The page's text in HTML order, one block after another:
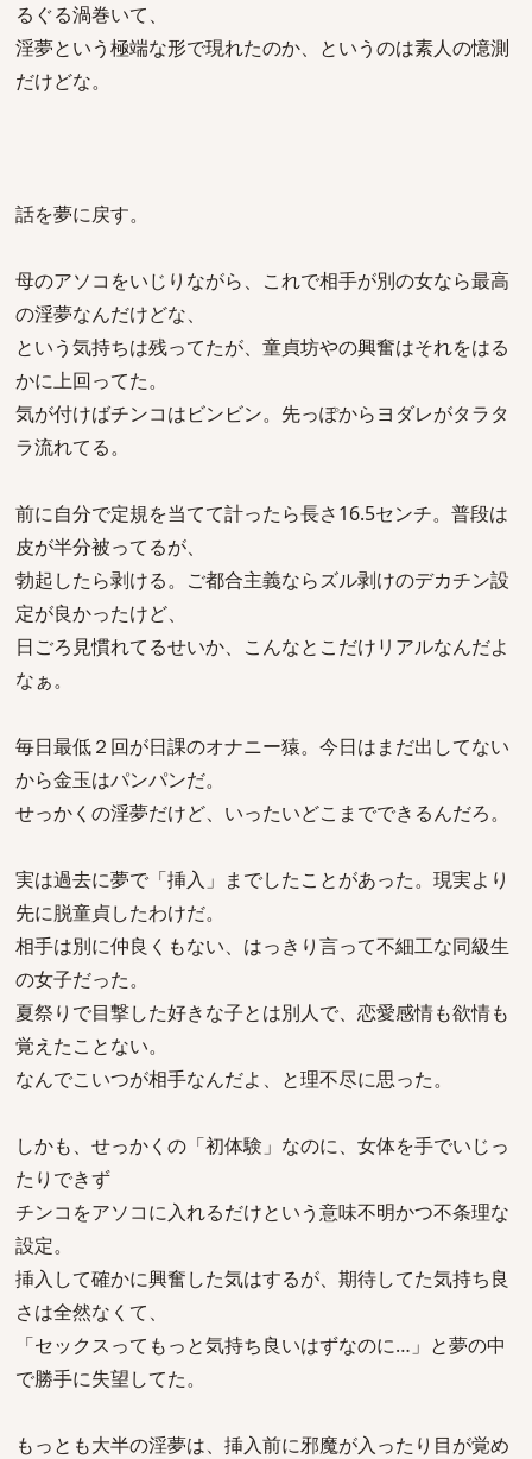
るぐる渦巻いて、
淫夢という極端な形で現れたのか、というのは素人の憶測
だけどな。
話を夢に戻す。
母のアソコをいじりながら、これで相手が別の女なら最高
の淫夢なんだけどな、
という気持ちは残ってたが、童貞坊やの興奮はそれをはる
かに上回ってた。
気が付けばチンコはビンビン。先っぽからヨダレがタラタ
ラ流れてる。
前に自分で定規を当てて計ったら長さ16.5センチ。普段は
皮が半分被ってるが、
勃起したら剥ける。ご都合主義ならズル剥けのデカチン設
定が良かったけど、
日ごろ見慣れてるせいか、こんなとこだけリアルなんだよ
なぁ。
毎日最低２回が日課のオナニー猿。今日はまだ出してない
から金玉はパンパンだ。
せっかくの淫夢だけど、いったいどこまでできるんだろ。
実は過去に夢で「挿入」までしたことがあった。現実より
先に脱童貞したわけだ。
相手は別に仲良くもない、はっきり言って不細工な同級生
の女子だった。
夏祭りで目撃した好きな子とは別人で、恋愛感情も欲情も
覚えたことない。
なんでこいつが相手なんだよ、と理不尽に思った。
しかも、せっかくの「初体験」なのに、女体を手でいじっ
たりできず
チンコをアソコに入れるだけという意味不明かつ不条理な
設定。
挿入して確かに興奮した気はするが、期待してた気持ち良
さは全然なくて、
「セックスってもっと気持ち良いはずなのに…」と夢の中
で勝手に失望してた。
もっとも大半の淫夢は、挿入前に邪魔が入ったり目が覚め